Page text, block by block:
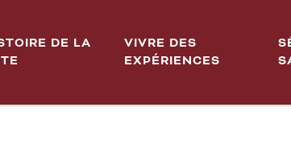
DE LA
VIVRE DES
EXPÉRIENCES
PLAISIRS